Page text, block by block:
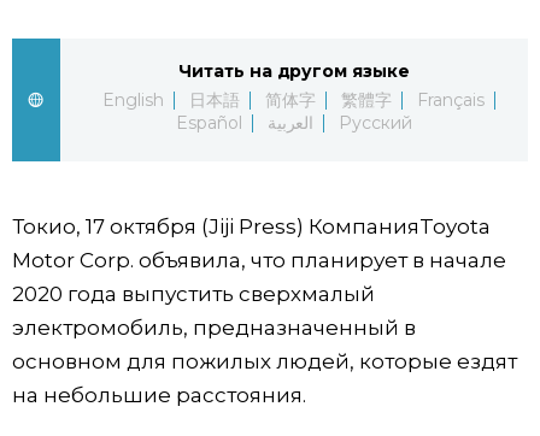
Español
العربية
Факты о Японии
Новости
Фото/Видео
Разделы
Люди
Популярные статьи
Читать на другом языке
English
日本語 简体字 繁體字
Français
Español
العربية Русский
Токио, 17 октября (Jiji Press) КомпанияToyota
Motor Corp. объявила, что планирует в начале
2020 года выпустить сверхмалый
электромобиль, предназначенный в
основном для пожилых людей, которые ездят
на небольшие расстояния.